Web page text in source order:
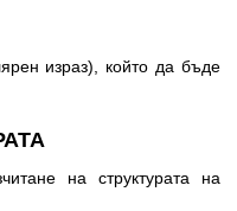
израз), който да бъде
на структурата на